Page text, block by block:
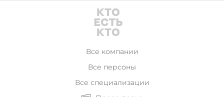
Все компании
Все персоны
Все специализации